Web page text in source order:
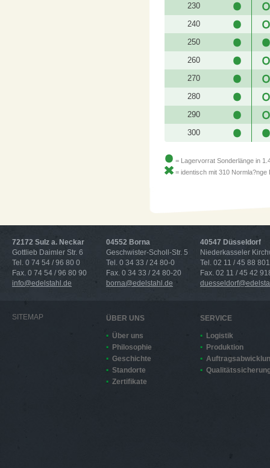
230
240
250
260
270
280
290
300
= Lagervorrat Sonderlänge in
= identisch mit 310
72172 Sulz a. Neckar
Gottlieb Daimler Str. 6
Tel. 0 74 54 / 96 80 0
Fax. 0 74 54 / 96 80 90
info@edelstahl.de
04552 Borna
Geschwister-Scholl-Str. 5
Tel. 0 34 33 / 24 80-0
Fax. 0 34 33 / 24 80-20
borna@edelstahl.de
40547 Düsseldorf
Niederkasseler
Tel. 02 11 / 45 88 801
Fax. 02 11 / 45 42
SITEMAP ÜBER UNS
Über uns
Philosophie
Geschichte
Standorte
Zertifikate
SERVICE
Logistik
Produktion